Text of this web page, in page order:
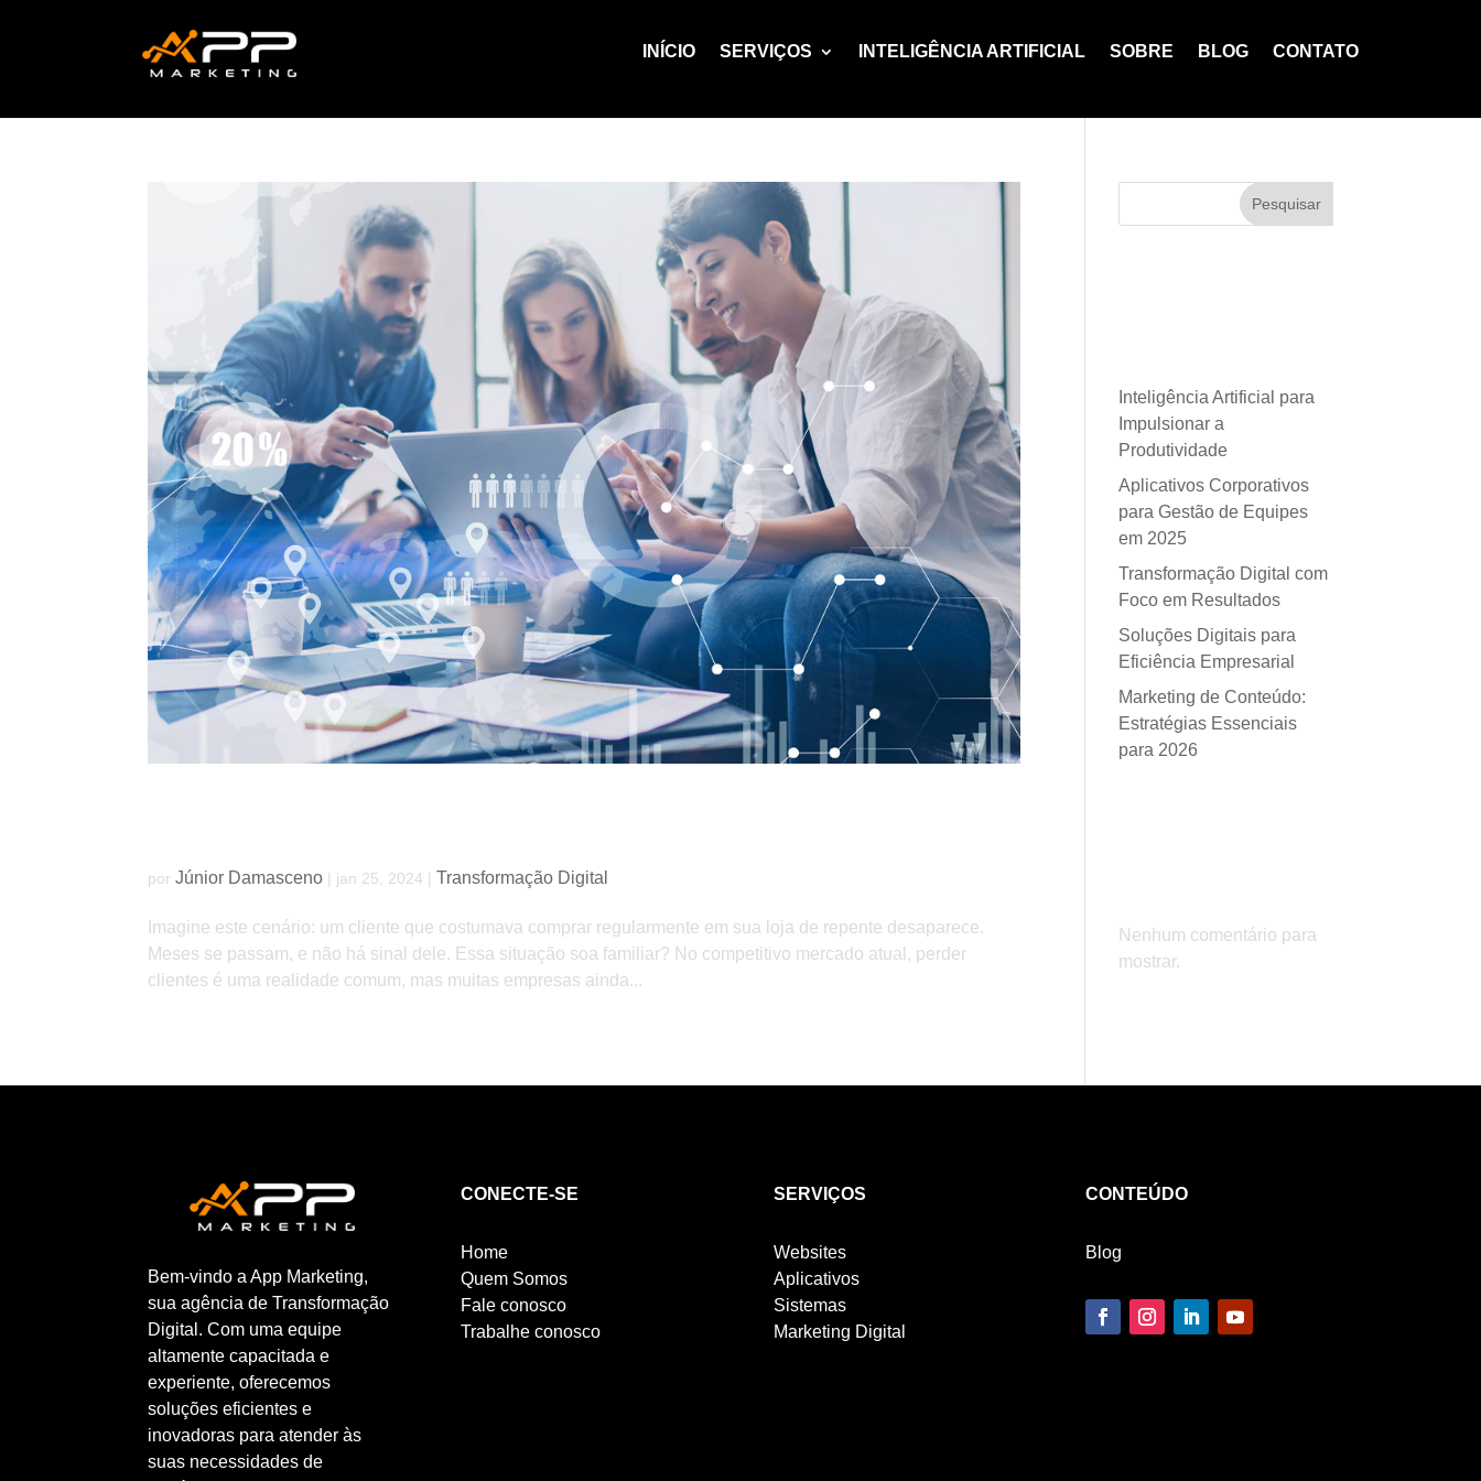
INÍCIO SERVIÇOS INTELIGÊNCIA ARTIFICIAL SOBRE BLOG CONTATO
porJúnior Damasceno | jan 25, 2024 | Transformação Digital
Imagine este cenário: um cliente que costumava comprar regularmente em sua loja de repente desaparece.
Meses se passam, e não há sinal dele. Essa situação soa familiar? No competitivo mercado atual, perder
clientes é uma realidade comum, mas muitas empresas ainda...
Pesquisar
Inteligência Artificial para
Impulsionar a
Produtividade
Aplicativos Corporativos
para Gestão de Equipes
em 2025
Transformação Digital com
Foco em Resultados
Soluções Digitais para
Eficiência Empresarial
Marketing de Conteúdo:
Estratégias Essenciais
para 2026
Nenhum comentário para
mostrar.
Bem-vindo a App Marketing,
sua agência de Transformação
Digital. Com uma equipe
altamente capacitada e
experiente, oferecemos
soluções eficientes e
inovadoras para atender às
suas necessidades de
CONECTE-SE
Home
Quem Somos
Fale conosco
Trabalhe conosco
SERVIÇOS
Websites
Aplicativos
Sistemas
Marketing Digital
CONTEÚDO
Blog